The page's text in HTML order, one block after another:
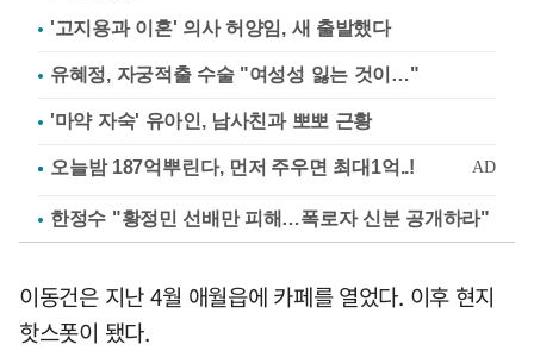
'고지용과 이혼' 의사 허양임, 새 출발했다
유혜정, 자궁적출 수술 "여성성 잃는 것이…"
'마약 자숙' 유아인, 남사친과 뽀뽀 근황
한정수 "황정민 선배만 피해…폭로자 신분 공개하라"
이동건은 지난 4월 애월읍에 카페를 열었다. 이후 현지
핫스폿이 됐다.